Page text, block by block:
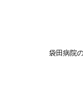
袋田病院